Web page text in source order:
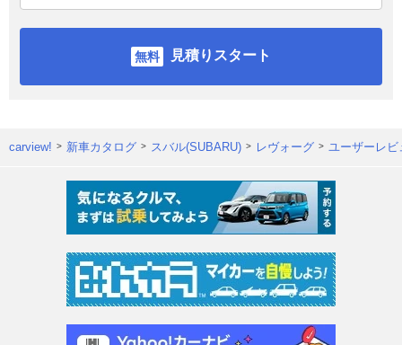
見積りスタート
carview! 新車カタログ スバル(SUBARU) レヴォーグ ユーザーレ